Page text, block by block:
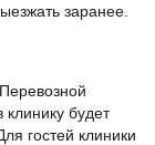
заранее.
будет
гостей клиники